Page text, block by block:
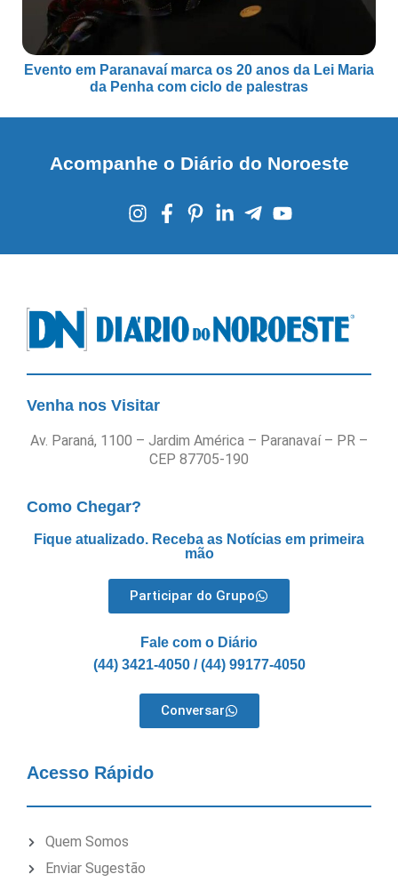
Evento em Paranavaí marca os 20 anos da Lei Maria
da Penha com ciclo de palestras
Acompanhe o Diário do Noroeste
Venha nos Visitar
Av. Paraná, 1100 – Jardim América – Paranavaí – PR –
CEP 87705-190
Como Chegar?
Fique atualizado. Receba as Notícias em primeira
mão
Participar do Grupo
Fale com o Diário
(44) 3421-4050 / (44) 99177-4050
Conversar
Acesso Rápido
Quem Somos
Enviar Sugestão